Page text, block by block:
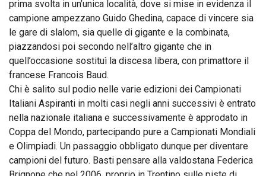
prima svolta in un’unica località, dove si mise in evidenza il
campione ampezzano Guido Ghedina, capace di vincere sia
le gare di slalom, sia quelle di gigante e la combinata,
piazzandosi poi secondo nell’altro gigante che in
quell’occasione sostituì la discesa libera, con primattore il
francese Francois Baud.
Chi è salito sul podio nelle varie edizioni dei Campionati
Italiani Aspiranti in molti casi negli anni successivi è entrato
nella nazionale italiana e successivamente è approdato in
Coppa del Mondo, partecipando pure a Campionati Mondiali
e Olimpiadi. Un passaggio obbligato dunque per diventare
campioni del futuro. Basti pensare alla valdostana Federica